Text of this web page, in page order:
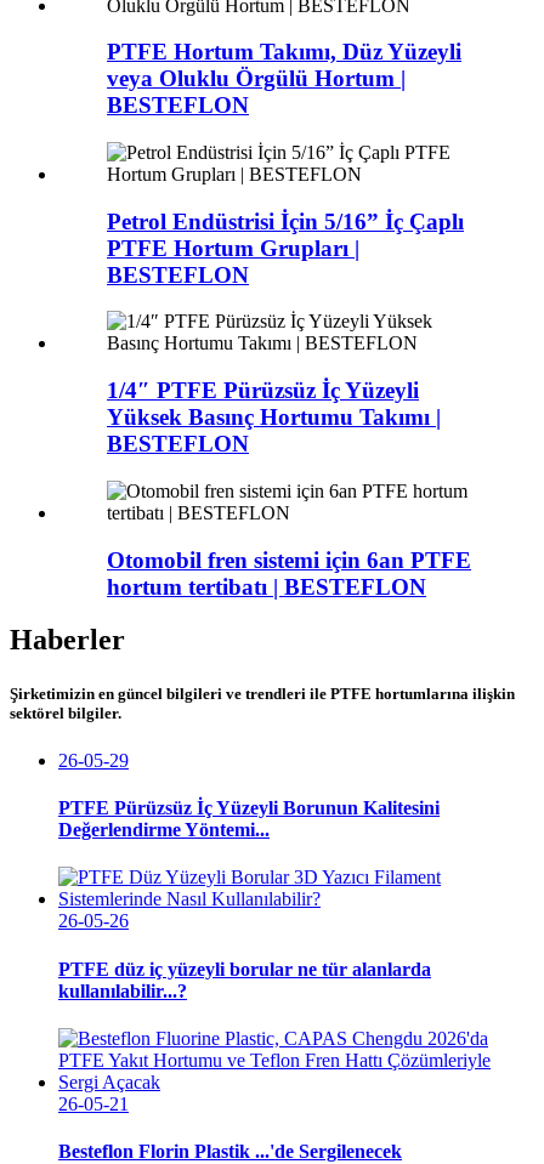
PTFE Hortum Takımı, Düz Yüzeyli
veya Oluklu Örgülü Hortum |
BESTEFLON
Petrol Endüstrisi İçin 5/16” İç Çaplı
PTFE Hortum Grupları |
BESTEFLON
1/4″ PTFE Pürüzsüz İç Yüzeyli
Yüksek Basınç Hortumu Takımı |
BESTEFLON
Otomobil fren sistemi için 6an PTFE
hortum tertibatı | BESTEFLON
Haberler
Şirketimizin en güncel bilgileri ve trendleri ile PTFE hortumlarına ilişkin
sektörel bilgiler.
26-05-29
PTFE Pürüzsüz İç Yüzeyli Borunun Kalitesini
Değerlendirme Yöntemi...
26-05-26
PTFE düz iç yüzeyli borular ne tür alanlarda
kullanılabilir...?
26-05-21
Besteflon Florin Plastik ...'de Sergilenecek